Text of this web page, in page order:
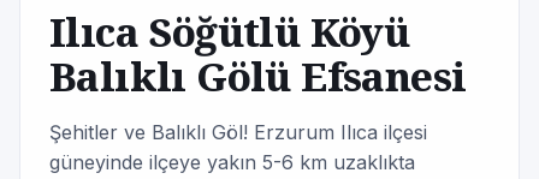
Ilıca Söğütlü Köyü
Balıklı Gölü Efsanesi
Şehitler ve Balıklı Göl! Erzurum Ilıca ilçesi
güneyinde ilçeye yakın 5-6 km uzaklıkta